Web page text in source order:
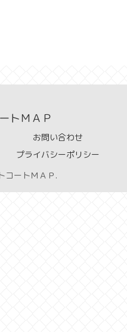
トＭＡＰ
お問い合わせ
プライバシーポリシー
ートＭＡＰ.